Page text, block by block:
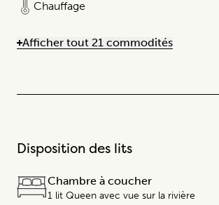
Chauffage
Afficher tout 21 commodités
Disposition des lits
Chambre à coucher
1 lit Queen avec vue sur la rivière